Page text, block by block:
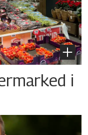
i